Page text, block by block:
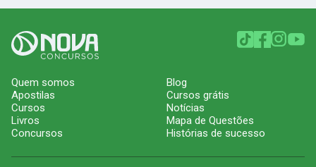
Quem somos
Apostilas
Cursos
Livros
Concursos
Blog
Cursos grátis
Notícias
Mapa de Questões
Histórias de sucesso